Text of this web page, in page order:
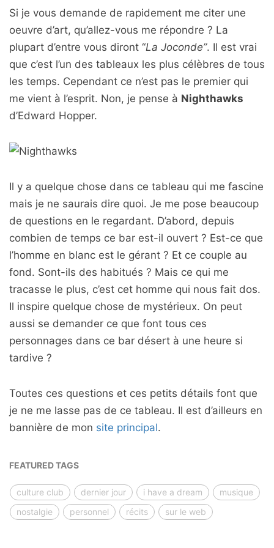
Si je vous demande de rapidement me citer une
oeuvre d’art, qu’allez-vous me répondre ? La
plupart d’entre vous diront “La Joconde”. Il est vrai
que c’est l’un des tableaux les plus célèbres de tous
les temps. Cependant ce n’est pas le premier qui
me vient à l’esprit. Non, je pense à Nighthawks
d’Edward Hopper.
Il y a quelque chose dans ce tableau qui me fascine
mais je ne saurais dire quoi. Je me pose beaucoup
de questions en le regardant. D’abord, depuis
combien de temps ce bar est-il ouvert ? Est-ce que
l’homme en blanc est le gérant ? Et ce couple au
fond. Sont-ils des habitués ? Mais ce qui me
tracasse le plus, c’est cet homme qui nous fait dos.
Il inspire quelque chose de mystérieux. On peut
aussi se demander ce que font tous ces
personnages dans ce bar désert à une heure si
tardive ?
Toutes ces questions et ces petits détails font que
je ne me lasse pas de ce tableau. Il est d’ailleurs en
bannière de mon site principal.
FEATURED TAGS
culture club dernier jour i have a dream
musique
nostalgie
personnel récits sur le web